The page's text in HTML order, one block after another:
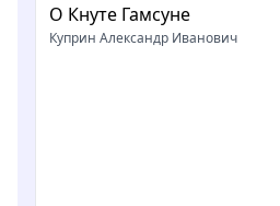
О Кнуте Гамсуне
Куприн Александр Иванович